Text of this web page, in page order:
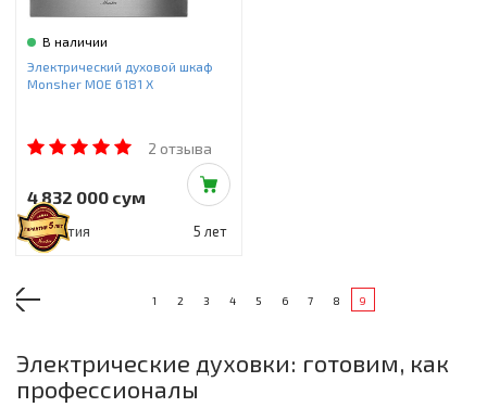
В наличии
Электрический духовой шкаф
Monsher MOE 6181 X
2 отзыва
4 832 000 сум
Гарантия 5 лет
1 2 3 4 5 6 7 8 9
Электрические духовки: готовим, как
профессионалы